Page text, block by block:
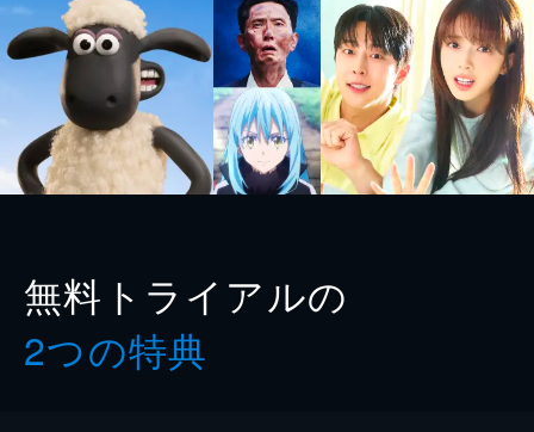
無料トライアルの
2つの特典